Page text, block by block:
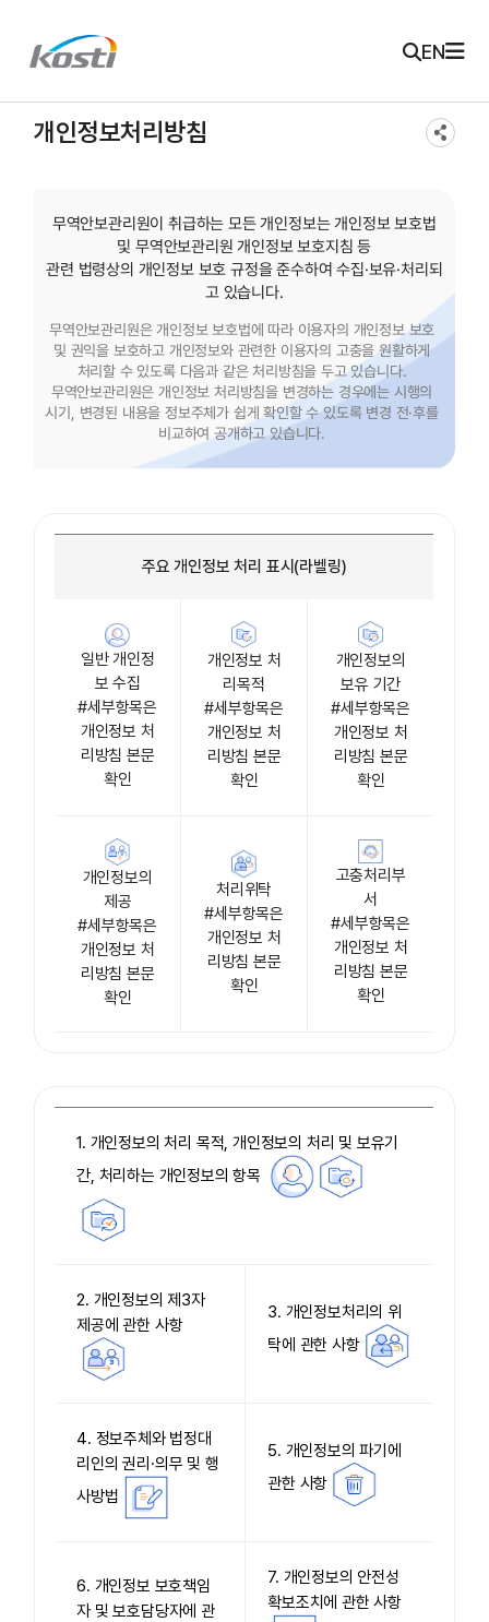
KOSTI 메인 페이지로 이동 EN
개인정보처리방침
무역안보관리원이 취급하는 모든 개인정보는 개인정보 보호법
및 무역안보관리원 개인정보 보호지침 등
관련 법령상의 개인정보 보호 규정을 준수하여 수집·보유·처리되
고 있습니다.
무역안보관리원은 개인정보 보호법에 따라 이용자의 개인정보 보호
및 권익을 보호하고 개인정보와 관련한 이용자의 고충을 원활하게
처리할 수 있도록 다음과 같은 처리방침을 두고 있습니다.
무역안보관리원은 개인정보 처리방침을 변경하는 경우에는 시행의
시기, 변경된 내용을 정보주체가 쉽게 확인할 수 있도록 변경 전·후를
비교하여 공개하고 있습니다.
주요 개인정보 처리 표시(라벨링)
일반 개인정
보 수집
#세부항목은
개인정보 처
리방침 본문
확인
개인정보 처
리목적
#세부항목은
개인정보 처
리방침 본문
확인
개인정보의
보유 기간
#세부항목은
개인정보 처
리방침 본문
확인
개인정보의
제공
#세부항목은
개인정보 처
리방침 본문
확인
처리위탁
#세부항목은
개인정보 처
리방침 본문
확인
고충처리부
서
#세부항목은
개인정보 처
리방침 본문
확인
1. 개인정보의 처리 목적, 개인정보의 처리 및 보유기
간, 처리하는 개인정보의 항목
2. 개인정보의 제3자
제공에 관한 사항
3. 개인정보처리의 위
탁에 관한 사항
4. 정보주체와 법정대
리인의 권리·의무 및 행
사방법
5. 개인정보의 파기에
관한 사항
6. 개인정보 보호책임
자 및 보호담당자에 관
7. 개인정보의 안전성
확보조치에 관한 사항